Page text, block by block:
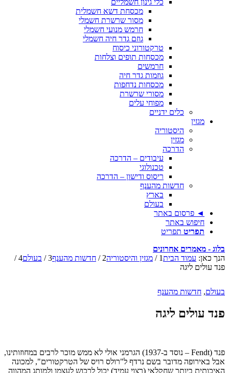
כלי גינון חשמליים
מכסחת דשא חשמלית
מסור שרשרת חשמלי
חרמש מנועי חשמלי
גוזם גדר חיה חשמלי
טרקטורוני כיסוח
מכסחות תופים וצלחות
חרמשים
גוזמות גדר חיה
מכסחות נדחפות
מסורי שרשרת
מפוחי עלים
כלים ידניים
מגזין
היסטוריה
מגזין
הדרכה
עיבודים – הדרכה
טכנולוגי
ריסוס ודישון – הדרכה
חדשות מהענף
בארץ
בעולם
◄ פרסום באתר
חיפוש באתר
תפריט תפריט
בלוג - מאמרים אחרונים
הנך כאן: עמוד הבית1
/ מגזין והיסטוריה2
/ חדשות מהענף3
/ בעולם4
/
פנד עולים ליגה
בעולם, חדשות מהענף
פנד עולים ליגה
פנד (Fendt – נוסד ב-1937) הגרמני אולי לא ממש מוכר לרבים במחוזותינו,
אבל באירופה מדובר בשם נרדף ל"רולס רויס של הטרקטורים", למכונה
האיכותית ביותר שחקלאי (רצוי עמיד) יכול לרכוש לעצמו ולמותג המהווה